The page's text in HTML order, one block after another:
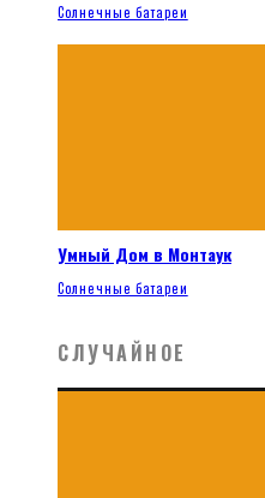
Солнечные батареи
Умный Дом в Монтаук
Солнечные батареи
СЛУЧАЙНОЕ